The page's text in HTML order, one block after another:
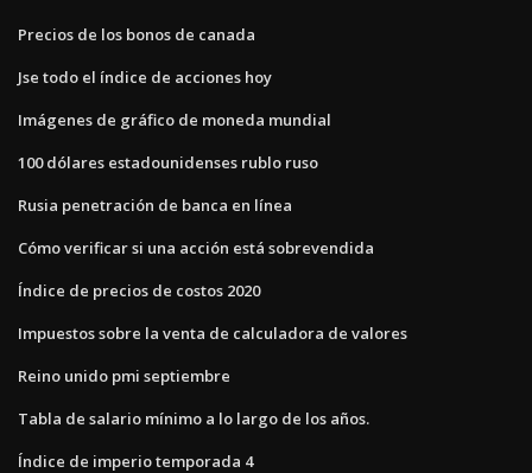
Precios de los bonos de canada
Jse todo el índice de acciones hoy
Imágenes de gráfico de moneda mundial
100 dólares estadounidenses rublo ruso
Rusia penetración de banca en línea
Cómo verificar si una acción está sobrevendida
Índice de precios de costos 2020
Impuestos sobre la venta de calculadora de valores
Reino unido pmi septiembre
Tabla de salario mínimo a lo largo de los años.
Índice de imperio temporada 4